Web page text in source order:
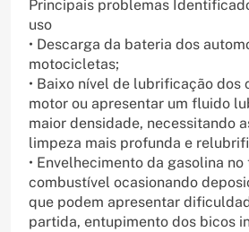
Principais problemas
uso
• Descarga da bateria dos
motocicletas;
• Baixo nível de lubrificação dos
motor ou apresentar um fluido
maior densidade, necessitando
limpeza mais profunda e
• Envelhecimento da gasolina
combustível ocasionando
que podem apresentar
partida, entupimento dos bicos